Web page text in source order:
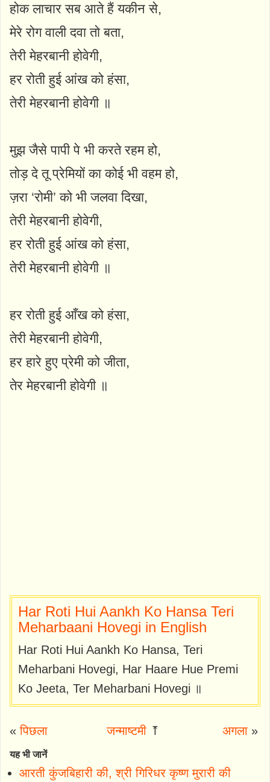
होक लाचार सब आते हैं यकीन से,
मेरे रोग वाली दवा तो बता,
तेरी मेहरबानी होवेगी,
हर रोती हुई आंख को हंसा,
तेरी मेहरबानी होवेगी ॥
मुझ जैसे पापी पे भी करते रहम हो,
तोड़ दे तू प्रेमियों का कोई भी वहम हो,
ज़रा ‘रोमी’ को भी जलवा दिखा,
तेरी मेहरबानी होवेगी,
हर रोती हुई आंख को हंसा,
तेरी मेहरबानी होवेगी ॥
हर रोती हुई आँख को हंसा,
तेरी मेहरबानी होवेगी,
हर हारे हुए प्रेमी को जीता,
तेर मेहरबानी होवेगी ॥
Har Roti Hui Aankh Ko Hansa Teri
Meharbaani Hovegi in English
Har Roti Hui Aankh Ko Hansa, Teri
Meharbani Hovegi, Har Haare Hue Premi
Ko Jeeta, Ter Meharbani Hovegi ॥
«पिछला जन्माष्टमी ⤒ अगला»
यह भी जानें
आरती कुंजबिहारी की, श्री गिरिधर कृष्ण मुरारी की